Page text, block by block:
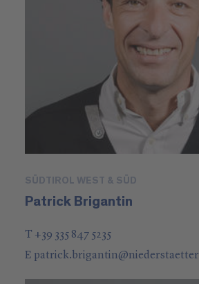
SÜDTIROL WEST & SÜD
Patrick Brigantin
T +39 335 847 5235
E patrick.brigantin@niederstaetter